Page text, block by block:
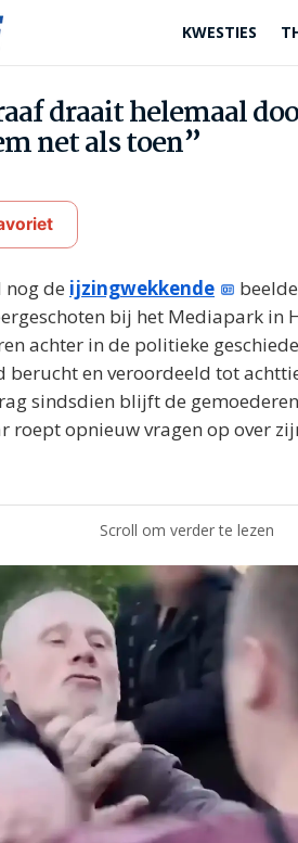
KWESTIES
draait helemaal
net als toen”
nog de ijzingwekkende
bij het Mediapark in
achter in de politieke
berucht en veroordeeld tot
sindsdien blijft de
roept opnieuw vragen op over
Scroll om verder te lezen